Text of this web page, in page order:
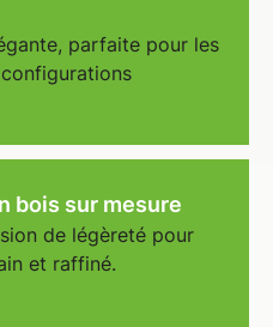
parfaite pour les
bois sur mesure
de légèreté pour
et raffiné.